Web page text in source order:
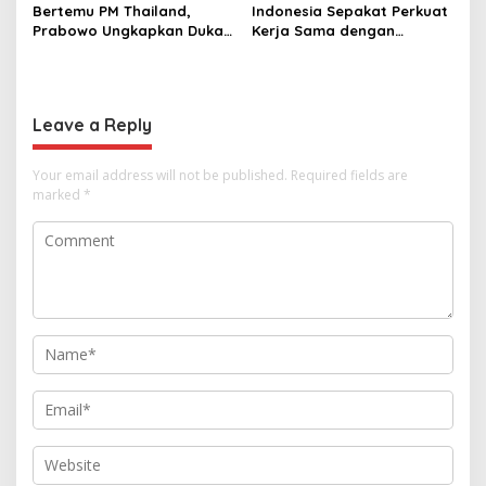
Bertemu PM Thailand,
Prabowo Ungkapkan Duka
Indonesia Sepakat Perkuat
Kerja Sama dengan
Leave a Reply
Your email address will not be published. Required fields are
marked *